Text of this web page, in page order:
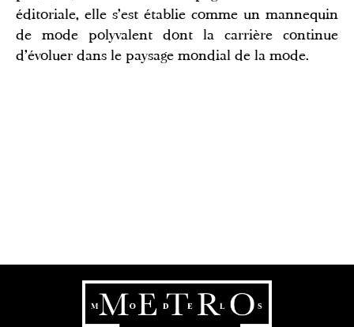
éditoriale, elle s'est établie comme un mannequin
de mode polyvalent dont la carrière continue
d'évoluer dans le paysage mondial de la mode.